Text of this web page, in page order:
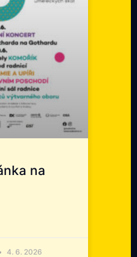
na
4. 6. 2026